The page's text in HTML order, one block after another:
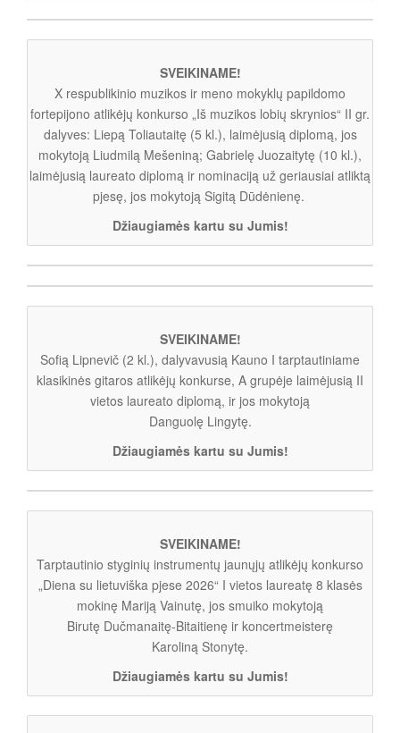
SVEIKINAME!
X respublikinio muzikos ir meno mokyklų papildomo
fortepijono atlikėjų konkurso „Iš muzikos lobių skrynios“ II gr.
dalyves: Liepą Toliautaitę (5 kl.), laimėjusią diplomą, jos
mokytoją Liudmilą Mešeniną; Gabrielę Juozaitytę (10 kl.),
laimėjusią laureato diplomą ir nominaciją už geriausiai atliktą
pjesę, jos mokytoją Sigitą Dūdėnienę.
Džiaugiamės kartu su Jumis!
SVEIKINAME!
Sofią Lipnevič (2 kl.), dalyvavusią Kauno I tarptautiniame
klasikinės gitaros atlikėjų konkurse, A grupėje laimėjusią II
vietos laureato diplomą, ir jos mokytoją
Danguolę Lingytę.
Džiaugiamės kartu su Jumis!
SVEIKINAME!
Tarptautinio styginių instrumentų jaunųjų atlikėjų konkurso
„Diena su lietuviška pjese 2026“ I vietos laureatę 8 klasės
mokinę Mariją Vainutę, jos smuiko mokytoją
Birutę Dučmanaitę-Bitaitienę ir koncertmeisterę
Karoliną Stonytę.
Džiaugiamės kartu su Jumis!